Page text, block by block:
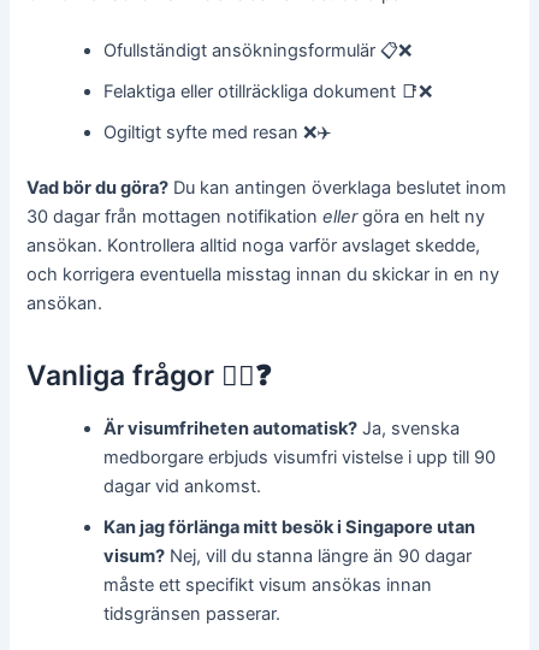
Ofullständigt ansökningsformulär 📋❌
Felaktiga eller otillräckliga dokument 📑❌
Ogiltigt syfte med resan ❌✈️
Vad bör du göra? Du kan antingen överklaga beslutet inom
30 dagar från mottagen notifikationellergöra en helt ny
ansökan. Kontrollera alltid noga varför avslaget skedde,
och korrigera eventuella misstag innan du skickar in en ny
ansökan.
Vanliga frågor 🙋‍♂️❓
Är visumfriheten automatisk? Ja, svenska
medborgare erbjuds visumfri vistelse i upp till 90
dagar vid ankomst.
Kan jag förlänga mitt besök i Singapore utan
visum? Nej, vill du stanna längre än 90 dagar
måste ett specifikt visum ansökas innan
tidsgränsen passerar.